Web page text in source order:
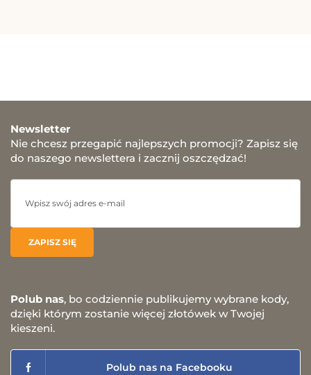
Newsletter
Nie chcesz przegapić najlepszych promocji? Zapisz się
do naszego newslettera i zacznij oszczędzać!
Polub nas, bo codziennie publikujemy wybrane kody,
dzięki którym zostanie więcej złotówek w Twojej
kieszeni.
Polub nas na Facebooku